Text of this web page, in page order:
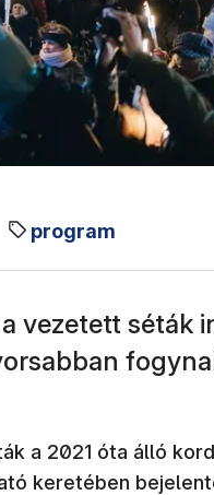
program
vezetett séták
a 2021 óta álló
keretében